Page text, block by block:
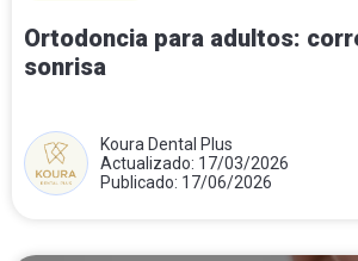
Ortodoncia para adultos:
sonrisa
Koura Dental Plus
Actualizado: 17/03/2026
Publicado: 17/06/2026